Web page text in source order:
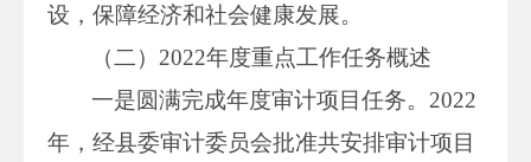
设，保障经济和社会健康发展。
（二）2022年度重点工作任务概述
一是圆满完成年度审计项目任务。2022
年，经县委审计委员会批准共安排审计项目